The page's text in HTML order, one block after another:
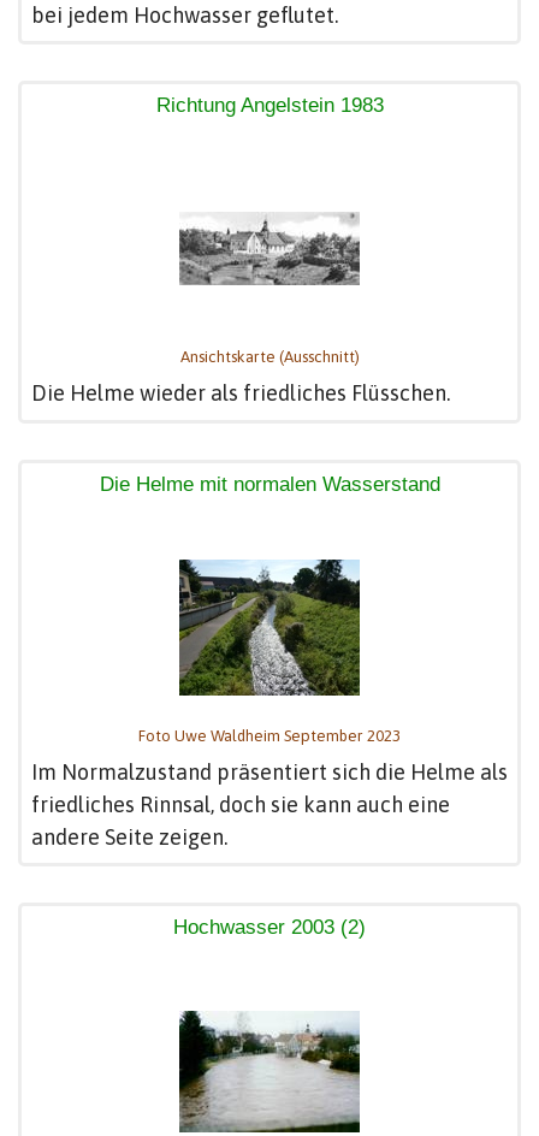
bei jedem Hochwasser geflutet.
Richtung Angelstein 1983
Ansichtskarte (Ausschnitt)
Die Helme wieder als friedliches Flüsschen.
Die Helme mit normalen Wasserstand
Foto Uwe Waldheim September 2023
Im Normalzustand präsentiert sich die Helme als
friedliches Rinnsal, doch sie kann auch eine
andere Seite zeigen.
Hochwasser 2003 (2)